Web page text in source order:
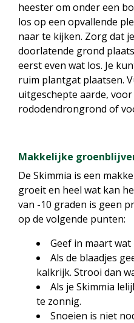
heester om onder een
los op een opvallende
naar te kijken. Zorg dat
doorlatende grond
eerst even wat los. Je
ruim plantgat plaatsen.
uitgeschepte aarde,
rododendrongrond of
Makkelijke
De Skimmia is een
groeit en heel wat kan
van -10 graden is geen
op de volgende punten:
Geef in maart
Als de blaadjes
kalkrijk. Strooi dan
Als je Skimmia
te zonnig.
Snoeien is niet